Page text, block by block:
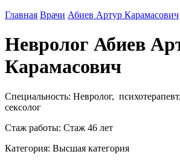
Главная Врачи Абиев Артур Карамасович
Невролог Абиев
Карамасович
Специальность: Невролог,
сексолог
Стаж работы: Стаж 46 лет
Категория: Высшая категория